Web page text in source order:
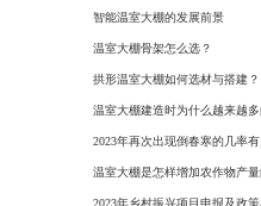
智能温室大棚的发展前景
温室大棚骨架怎么选？
拱形温室大棚如何选材与搭建？
温室大棚建造时为什么越来越多
2023年再次出现倒春寒的几率
温室大棚是怎样增加农作物产量
2023年乡村振兴项目申报及政